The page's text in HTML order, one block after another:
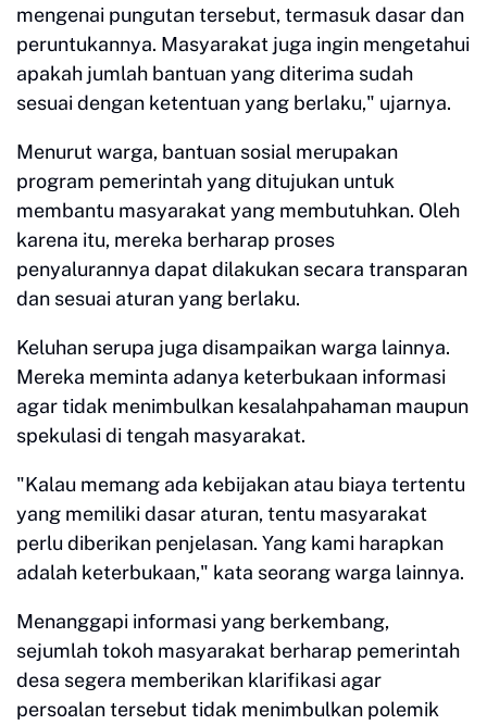
mengenai pungutan tersebut, termasuk dasar dan
peruntukannya. Masyarakat juga ingin mengetahui
apakah jumlah bantuan yang diterima sudah
sesuai dengan ketentuan yang berlaku," ujarnya.
Menurut warga, bantuan sosial merupakan
program pemerintah yang ditujukan untuk
membantu masyarakat yang membutuhkan. Oleh
karena itu, mereka berharap proses
penyalurannya dapat dilakukan secara transparan
dan sesuai aturan yang berlaku.
Keluhan serupa juga disampaikan warga lainnya.
Mereka meminta adanya keterbukaan informasi
agar tidak menimbulkan kesalahpahaman maupun
spekulasi di tengah masyarakat.
"Kalau memang ada kebijakan atau biaya tertentu
yang memiliki dasar aturan, tentu masyarakat
perlu diberikan penjelasan. Yang kami harapkan
adalah keterbukaan," kata seorang warga lainnya.
Menanggapi informasi yang berkembang,
sejumlah tokoh masyarakat berharap pemerintah
desa segera memberikan klarifikasi agar
persoalan tersebut tidak menimbulkan polemik